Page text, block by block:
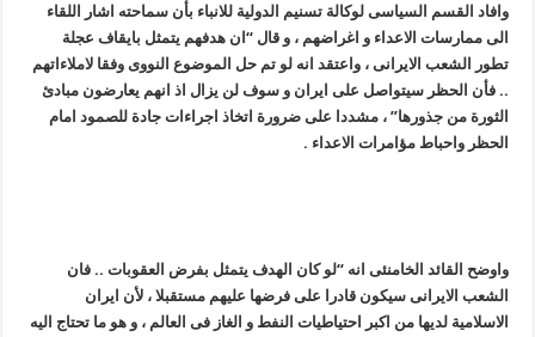
وافاد القسم السیاسی لوکالة تسنیم الدولیة للانباء بأن سماحته اشار اللقاء
الى ممارسات الاعداء و اغراضهم ، و قال “ان هدفهم یتمثل بایقاف عجلة
تطور الشعب الایرانی ، واعتقد انه لو تم حل الموضوع النووی وفقا لاملاءاتهم
.. فأن الحظر سیتواصل على ایران و سوف لن یزال اذ انهم یعارضون مبادئ
الثورة من جذورها” ، مشددا على ضرورة اتخاذ اجراءات جادة للصمود امام
الحظر واحباط مؤامرات الاعداء .
واوضح القائد الخامنئی انه “لو کان الهدف یتمثل بفرض العقوبات .. فان
الشعب الایرانی سیکون قادرا على فرضها علیهم مستقبلا ، لأن ایران
الاسلامیة لدیها من اکبر احتیاطیات النفط و الغاز فی العالم ، و هو ما تحتاج الیه